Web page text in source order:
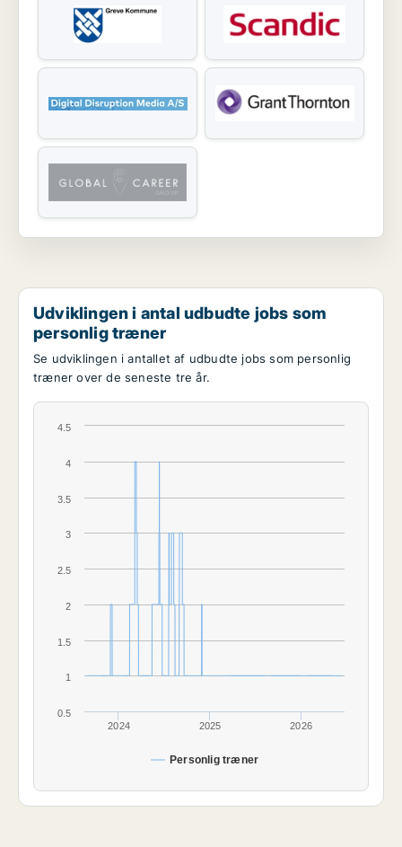
Udviklingen i antal udbudte jobs som
personlig træner
Se udviklingen i antallet af udbudte jobs som personlig
træner over de seneste tre år.
Personlig træner
2024 2025 2026
0.5
1
1.5
2
2.5
3
3.5
4
4.5